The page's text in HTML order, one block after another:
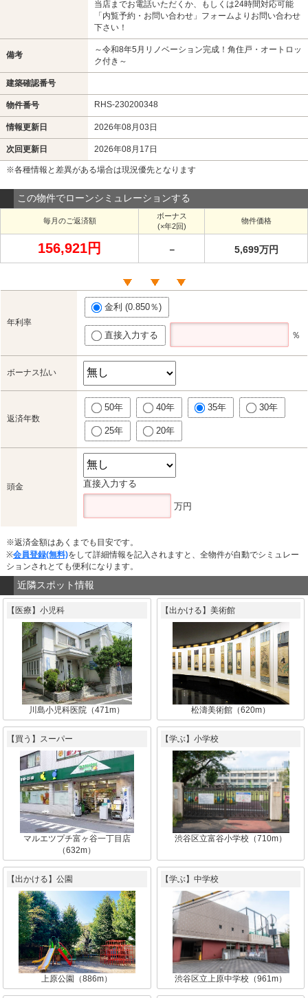
当店までお電話いただくか、もしくは24時間対応可能
「内覧予約・お問い合わせ」フォームよりお問い合わせ
下さい！
備考
～令和8年5月リノベーション完成！角住戸・オートロッ
ク付き～
建築確認番号
物件番号 RHS-230200348
情報更新日 2026年08月03日
次回更新日 2026年08月17日
※各種情報と差異がある場合は現況優先となります
この物件でローンシミュレーションする
毎月のご返済額
ボーナス
(×年2回)
物件価格
156,921円 － 5,699万円
年利率
金利 (0.850％)
直接入力する ％
ボーナス払い
返済年数
50年 40年 35年 30年
25年 20年
頭金 直接入力する
万円
※返済金額はあくまでも目安です。
※会員登録(無料)をして詳細情報を記入されますと、全物件が自動でシミュレー
ションされとても便利になります。
近隣スポット情報
【医療】小児科
川島小児科医院（471m）
【出かける】美術館
松濤美術館（620m）
【買う】スーパー
マルエツプチ富ヶ谷一丁目店
（632m）
【学ぶ】小学校
渋谷区立富谷小学校（710m）
【出かける】公園
上原公園（886m）
【学ぶ】中学校
渋谷区立上原中学校（961m）